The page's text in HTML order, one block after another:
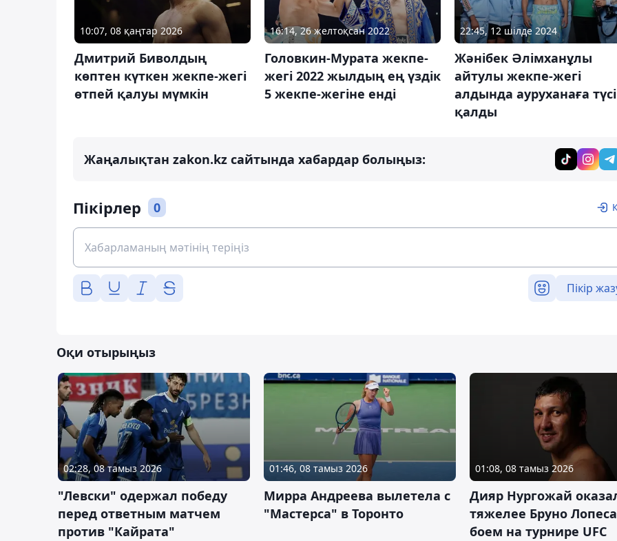
10:07, 08 қаңтар 2026
Дмитрий Биволдың
көптен күткен жекпе-жегі
өтпей қалуы мүмкін
16:14, 26 желтоқсан 2022
Головкин-Мурата жекпе-
жегі 2022 жылдың ең үздік
5 жекпе-жегіне енді
22:45, 12 шілде 2024
Жәнібек Әлімханұлы
айтулы жекпе-жегі
алдында ауруханаға
қалды
Жаңалықтан zakon.kz сайтында хабардар болыңыз:
Пікірлер 0
Пікір
Оқи отырыңыз
02:28, 08 тамыз 2026
"Левски" одержал победу
перед ответным матчем
против "Кайрата"
01:46, 08 тамыз 2026
Мирра Андреева вылетела с
"Мастерса" в Торонто
01:08, 08 тамыз 2026
Дияр Нургожай
тяжелее Бруно
боем на турнире UFC